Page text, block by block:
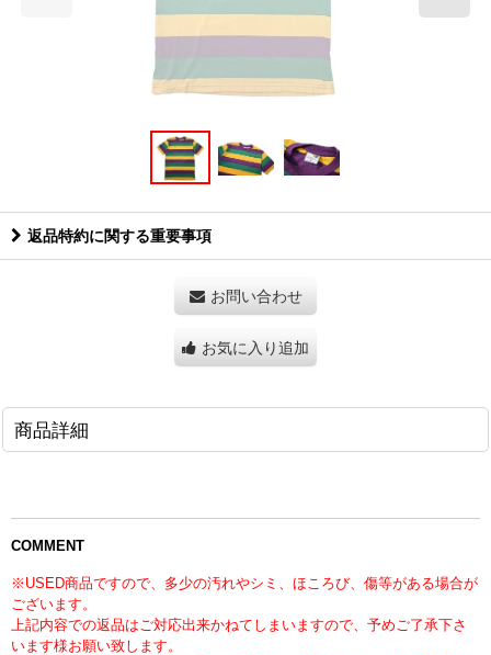
返品特約に関する重要事項
お問い合わせ
お気に入り追加
商品詳細
COMMENT
※USED商品ですので、多少の汚れやシミ、ほころび、傷等がある場合が
ございます。
上記内容での返品はご対応出来かねてしまいますので、予めご了承下さ
います様お願い致します。